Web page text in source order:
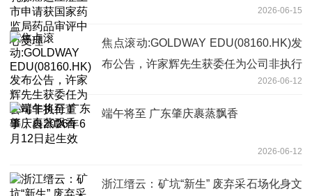
2026-06-15
焦点滚动:GOLDWAY EDU(08160.HK)发
布公告，许家辉先生获委任为公司非执行
2026-06-12
端午将至 广东肇庆裹蒸飘香
2026-06-12
浙江缙云：矿坑“新生” 废弃采石场化身文